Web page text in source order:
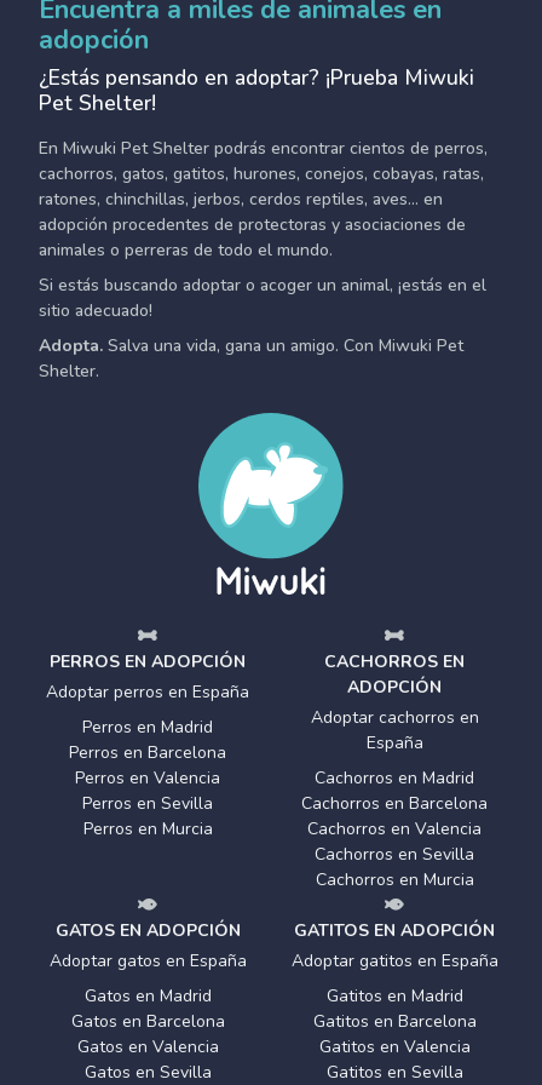
Encuentra a miles de animales en
adopción
¿Estás pensando en adoptar? ¡Prueba Miwuki
Pet Shelter!
En Miwuki Pet Shelter podrás encontrar cientos de perros,
cachorros, gatos, gatitos, hurones, conejos, cobayas, ratas,
ratones, chinchillas, jerbos, cerdos reptiles, aves... en
adopción procedentes de protectoras y asociaciones de
animales o perreras de todo el mundo.
Si estás buscando adoptar o acoger un animal, ¡estás en el
sitio adecuado!
Adopta. Salva una vida, gana un amigo. Con Miwuki Pet
Shelter.
PERROS EN ADOPCIÓN
Adoptar perros en España
Perros en Madrid
Perros en Barcelona
Perros en Valencia
Perros en Sevilla
Perros en Murcia
CACHORROS EN
ADOPCIÓN
Adoptar cachorros en
España
Cachorros en Madrid
Cachorros en Barcelona
Cachorros en Valencia
Cachorros en Sevilla
Cachorros en Murcia
GATOS EN ADOPCIÓN
Adoptar gatos en España
Gatos en Madrid
Gatos en Barcelona
Gatos en Valencia
Gatos en Sevilla
GATITOS EN ADOPCIÓN
Adoptar gatitos en España
Gatitos en Madrid
Gatitos en Barcelona
Gatitos en Valencia
Gatitos en Sevilla